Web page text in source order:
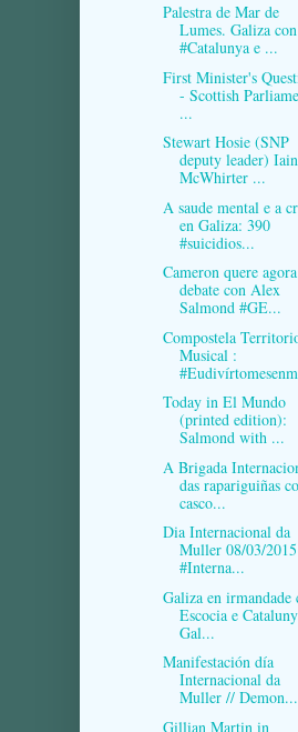
Palestra de Mar de
Lumes. Galiza con
#Catalunya e ...
First Minister's
- Scottish
...
Stewart Hosie (SNP
deputy leader) Iain
McWhirter ...
A saude mental e a
en Galiza: 390
#suicidios...
Cameron quere
debate con Alex
Salmond #GE...
Compostela
Musical :
Today in El Mundo
(printed edition):
Salmond with ...
A Brigada
das rapariguiñas
casco...
Dia Internacional da
Muller 08/03/
#Interna...
Galiza en irmandade
Escocia e
Gal...
Manifestación día
Internacional da
Muller // Demon...
Gillian Martin in